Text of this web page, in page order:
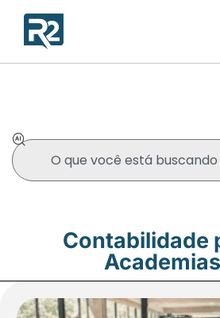
Contabilidade
Academias